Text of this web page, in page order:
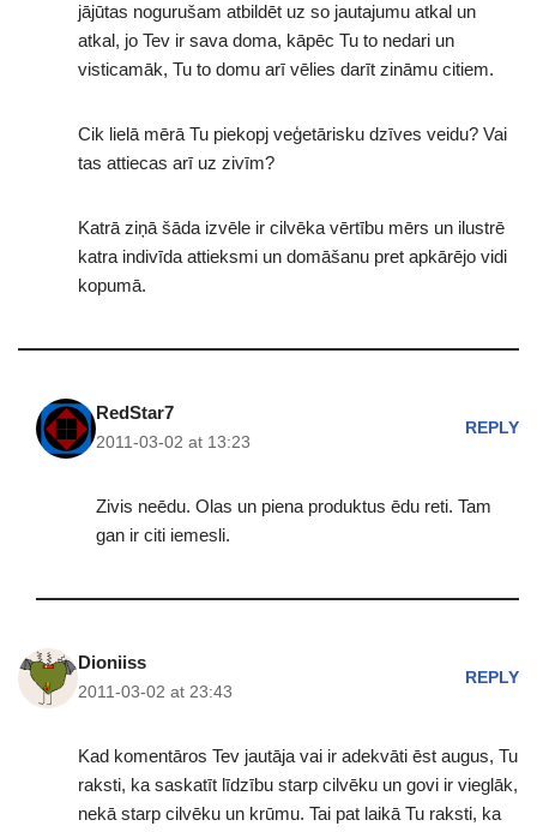
jājūtas nogurušam atbildēt uz so jautajumu atkal un
atkal, jo Tev ir sava doma, kāpēc Tu to nedari un
visticamāk, Tu to domu arī vēlies darīt zināmu citiem.
Cik lielā mērā Tu piekopj veģetārisku dzīves veidu? Vai
tas attiecas arī uz zivīm?
Katrā ziņā šāda izvēle ir cilvēka vērtību mērs un ilustrē
katra indivīda attieksmi un domāšanu pret apkārējo vidi
kopumā.
RedStar7
2011-03-02 at 13:23
REPLY
Zivis neēdu. Olas un piena produktus ēdu reti. Tam
gan ir citi iemesli.
Dioniiss
2011-03-02 at 23:43
REPLY
Kad komentāros Tev jautāja vai ir adekvāti ēst augus, Tu
raksti, ka saskatīt līdzību starp cilvēku un govi ir vieglāk,
nekā starp cilvēku un krūmu. Tai pat laikā Tu raksti, ka